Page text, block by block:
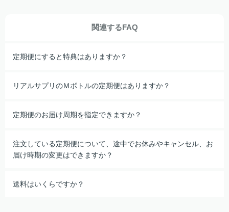
関連するFAQ
定期便にすると特典はありますか？
リアルサプリのＭボトルの定期便はありますか？
定期便のお届け周期を指定できますか？
注文している定期便について、途中でお休みやキャンセル、お
届け時期の変更はできますか？
送料はいくらですか？